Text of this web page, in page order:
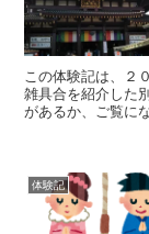
この体験記は、２
雑具合を紹介した
があるか、ご覧に
体験記